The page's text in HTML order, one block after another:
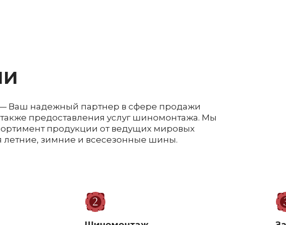
Ваш надежный партнер в сфере продажи
предоставления услуг шиномонтажа. Мы
продукции от ведущих мировых
летние, зимние и всесезонные шины.